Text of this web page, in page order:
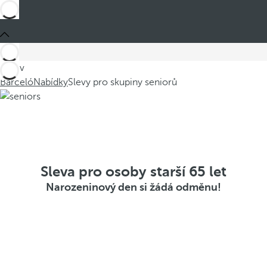
Jste v
BarcelóNabídkySlevy pro skupiny seniorů
Sleva pro osoby starší 65 let
Narozeninový den si žádá odměnu!